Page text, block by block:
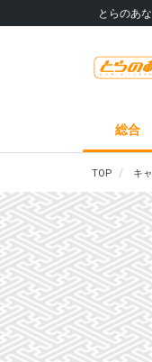
とらのあな
総合
TOP キ